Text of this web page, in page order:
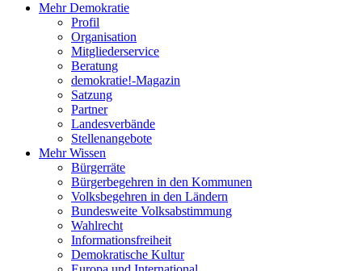
Mehr Demokratie
Profil
Organisation
Mitgliederservice
Beratung
demokratie!-Magazin
Satzung
Partner
Landesverbände
Stellenangebote
Mehr Wissen
Bürgerräte
Bürgerbegehren in den Kommunen
Volksbegehren in den Ländern
Bundesweite Volksabstimmung
Wahlrecht
Informationsfreiheit
Demokratische Kultur